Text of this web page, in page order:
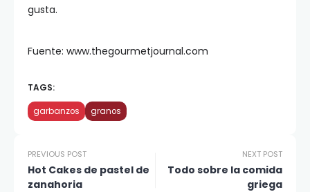
gusta.
Fuente: www.thegourmetjournal.com
TAGS:
garbanzos granos
PREVIOUS POST
Hot Cakes de pastel de
zanahoria
NEXT POST
Todo sobre la comida
griega